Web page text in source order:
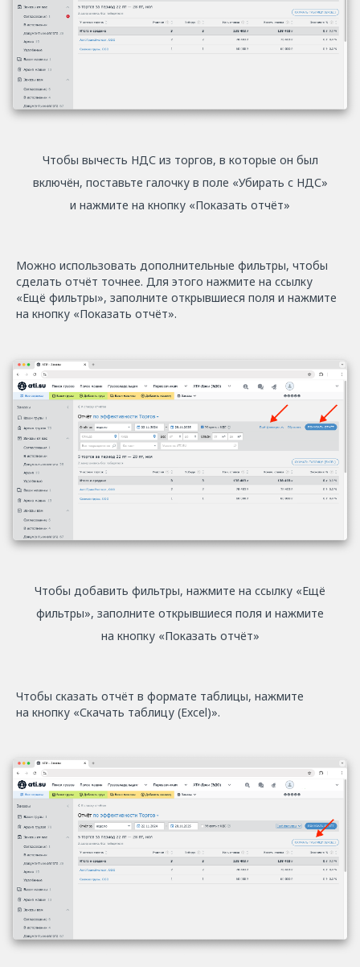
Чтобы вычесть НДС из торгов, в которые он был
включён, поставьте галочку в поле «Убирать с НДС»
и нажмите на кнопку «Показать отчёт»
Можно использовать дополнительные фильтры, чтобы
сделать отчёт точнее. Для этого нажмите на ссылку
«Ещё фильтры», заполните открывшиеся поля и нажмите
на кнопку «Показать отчёт».
Чтобы добавить фильтры, нажмите на ссылку «Ещё
фильтры», заполните открывшиеся поля и нажмите
на кнопку «Показать отчёт»
Чтобы сказать отчёт в формате таблицы, нажмите
на кнопку «Скачать таблицу (Excel)».